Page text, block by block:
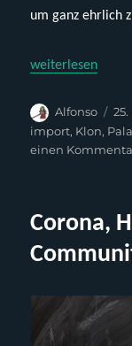
um ganz ehrlich
„Verdammte
weiterlesen
Autor
Alfonso
am
import, Klon,
einen
Corona,